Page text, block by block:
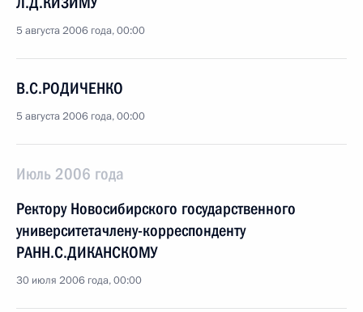
5 августа 2006 года, 00:00
В.С.РОДИЧЕНКО
5 августа 2006 года, 00:00
Июль 2006 года
Ректору Новосибирского государственного
университетачлену-корреспонденту
РАНН.С.ДИКАНСКОМУ
30 июля 2006 года, 00:00